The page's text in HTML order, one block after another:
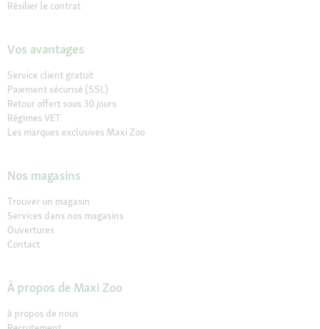
Résilier le contrat
Vos avantages
Service client gratuit
Paiement sécurisé (SSL)
Retour offert sous 30 jours
Régimes VET
Les marques exclusives Maxi Zoo
Nos magasins
Trouver un magasin
Services dans nos magasins
Ouvertures
Contact
À propos de Maxi Zoo
à propos de nous